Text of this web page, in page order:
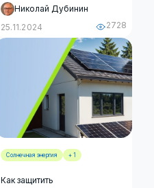
Николай Дубинин
25.11.2024
2728
Солнечная энергия + 1
Как защитить